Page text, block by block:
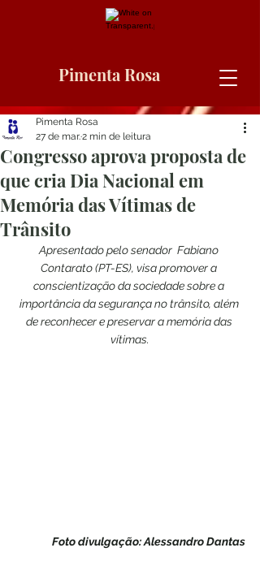
Pimenta Rosa
Congresso aprova proposta de
que cria Dia Nacional em
Memória das Vítimas de
Trânsito
Pimenta Rosa
27 de mar.2 min de leitura
Apresentado pelo senador  Fabiano
Contarato (PT-ES), visa promover a
conscientização da sociedade sobre a
importância da segurança no trânsito, além
de reconhecer e preservar a memória das
vítimas.
Foto divulgação: Alessandro Dantas